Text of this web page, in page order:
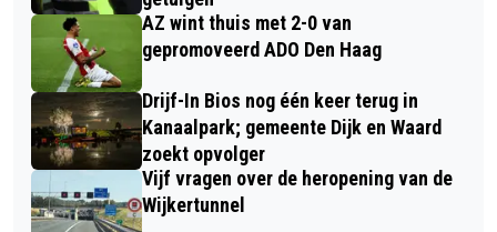
AZ wint thuis met 2-0 van
gepromoveerd ADO Den Haag
Drijf-In Bios nog één keer terug in
Kanaalpark; gemeente Dijk en Waard
zoekt opvolger
Vijf vragen over de heropening van de
Wijkertunnel